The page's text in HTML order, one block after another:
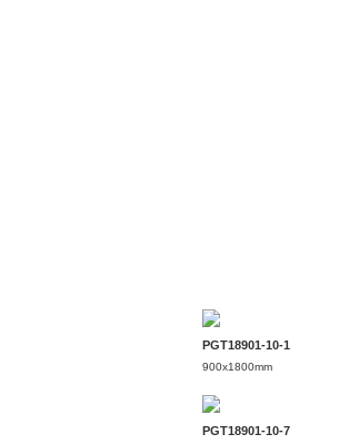
PGT18901-10-1
900x1800mm
PGT18901-10-7